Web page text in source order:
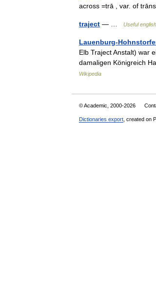
across =trā , var. of
traject — … Useful
Lauenburg-
Elb Traject Anstalt) war
damaligen Königreich
Wikipedia
© Academic, 2000-2026
Dictionaries export , created on